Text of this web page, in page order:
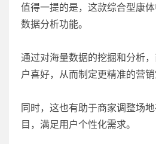
值得一提的是，这款综合型康
数据分析功能。
通过对海量数据的挖掘和分析
户喜好，从而制定更精准的营销
同时，这也有助于商家调整场
目，满足用户个性化需求。